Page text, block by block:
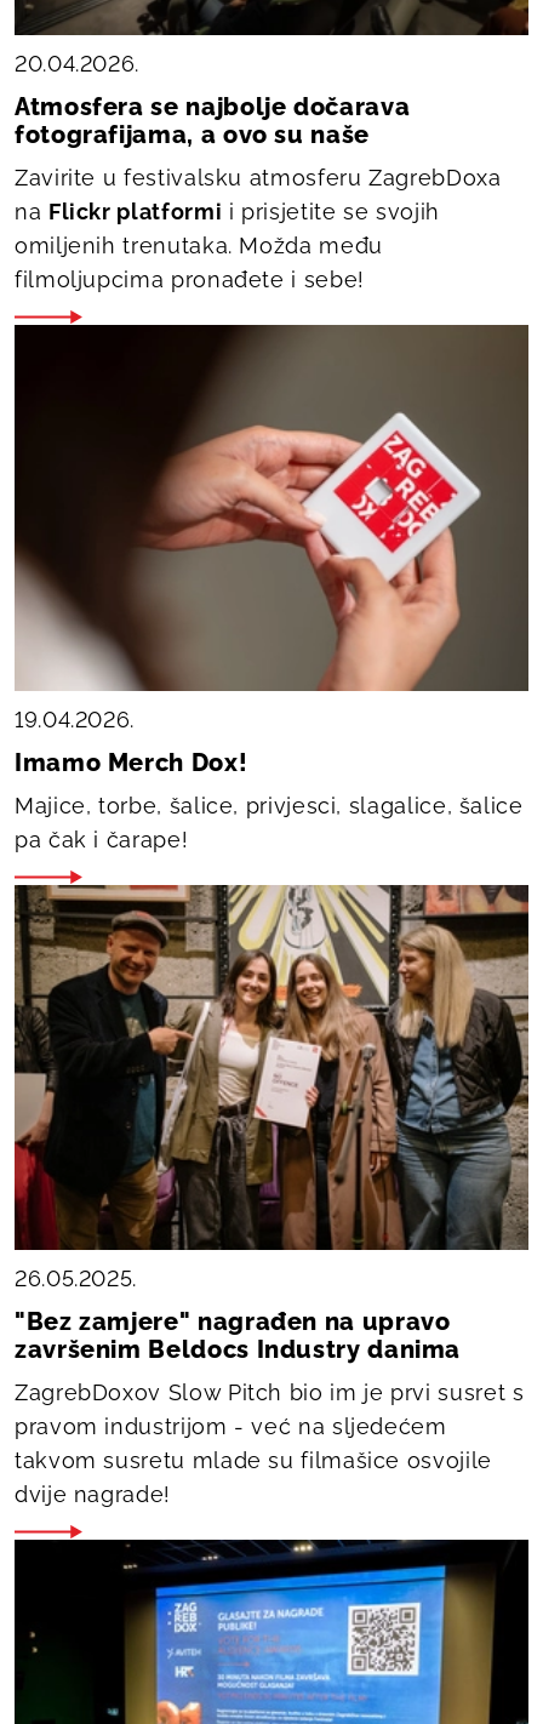
20.04.2026.
Atmosfera se najbolje dočarava
fotografijama, a ovo su naše
Zavirite u festivalsku atmosferu ZagrebDoxa
na Flickr platformi i prisjetite se svojih
omiljenih trenutaka. Možda među
filmoljupcima pronađete i sebe!
19.04.2026.
Imamo Merch Dox!
Majice, torbe, šalice, privjesci, slagalice, šalice
pa čak i čarape!
26.05.2025.
"Bez zamjere" nagrađen na upravo
završenim Beldocs Industry danima
ZagrebDoxov Slow Pitch bio im je prvi susret s
pravom industrijom - već na sljedećem
takvom susretu mlade su filmašice osvojile
dvije nagrade!